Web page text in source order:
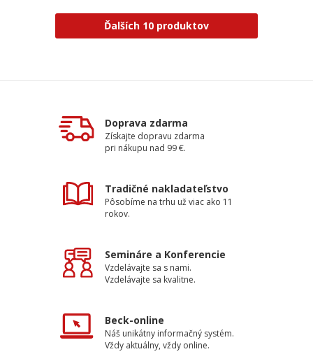
Ďalších 10 produktov
Doprava zdarma
Získajte dopravu zdarma
pri nákupu nad 99 €.
Tradičné nakladateľstvo
Pôsobíme na trhu už viac ako 11
rokov.
Semináre a Konferencie
Vzdelávajte sa s nami.
Vzdelávajte sa kvalitne.
Beck-online
Náš unikátny informačný systém.
Vždy aktuálny, vždy online.